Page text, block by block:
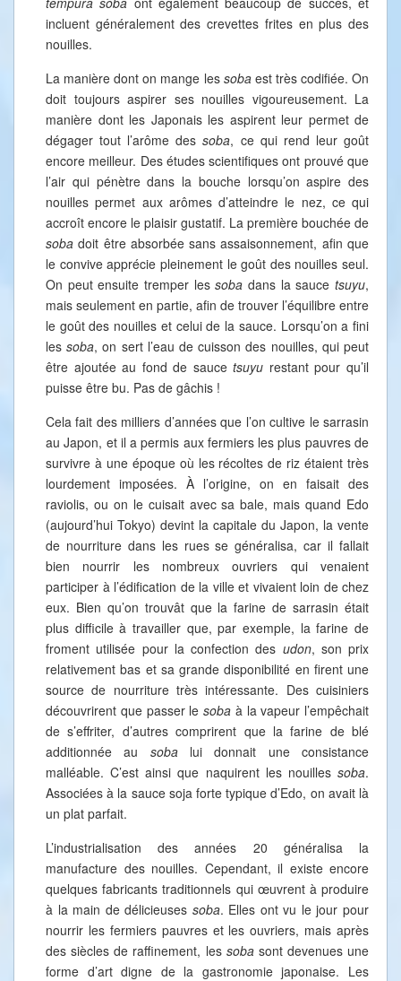
incluent généralement des crevettes frites en plus des
nouilles.
La manière dont on mange les sobaest très codifiée. On
doit toujours aspirer ses nouilles vigoureusement. La
manière dont les Japonais les aspirent leur permet de
dégager tout l’arôme dessoba, ce qui rend leur goût
encore meilleur. Des études scientifiques ont prouvé que
l’air qui pénètre dans la bouche lorsqu’on aspire des
nouilles permet aux arômes d’atteindre le nez, ce qui
accroît encore le plaisir gustatif. La première bouchée de
soba doit être absorbée sans assaisonnement, afin que
le convive apprécie pleinement le goût des nouilles seul.
On peut ensuite tremper lessoba dans la saucetsuyu,
mais seulement en partie, afin de trouver l’équilibre entre
le goût des nouilles et celui de la sauce. Lorsqu’on a fini
lessoba, on sert l’eau de cuisson des nouilles, qui peut
être ajoutée au fond de saucetsuyu restant pour qu’il
puisse être bu. Pas de gâchis !
Cela fait des milliers d’années que l’on cultive le sarrasin
au Japon, et il a permis aux fermiers les plus pauvres de
survivre à une époque où les récoltes de riz étaient très
lourdement imposées. À l’origine, on en faisait des
raviolis, ou on le cuisait avec sa bale, mais quand Edo
(aujourd’hui Tokyo) devint la capitale du Japon, la vente
de nourriture dans les rues se généralisa, car il fallait
bien nourrir les nombreux ouvriers qui venaient
participer à l’édification de la ville et vivaient loin de chez
eux. Bien qu’on trouvât que la farine de sarrasin était
plus difficile à travailler que, par exemple, la farine de
froment utilisée pour la confection des udon, son prix
relativement bas et sa grande disponibilité en firent une
source de nourriture très intéressante. Des cuisiniers
découvrirent que passer le soba à la vapeur l’empêchait
de s’effriter, d’autres comprirent que la farine de blé
additionnée au sobalui donnait une consistance
malléable. C’est ainsi que naquirent les nouilles soba.
Associées à la sauce soja forte typique d’Edo, on avait là
un plat parfait.
L’industrialisation des années 20 généralisa la
manufacture des nouilles. Cependant, il existe encore
quelques fabricants traditionnels qui œuvrent à produire
à la main de délicieuses soba. Elles ont vu le jour pour
nourrir les fermiers pauvres et les ouvriers, mais après
des siècles de raffinement, les sobasont devenues une
forme d’art digne de la gastronomie japonaise. Les